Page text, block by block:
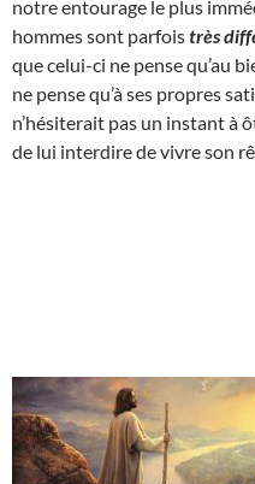
notre entourage le plus
hommes sont parfoistrès
que celui-ci ne pense qu’au
ne pense qu’à ses propres
n’hésiterait pas un instant à
de lui interdire de vivre son